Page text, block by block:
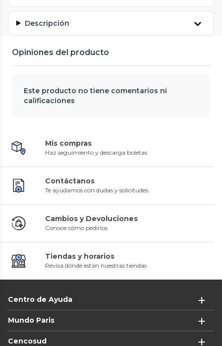
Descripción
Opiniones del producto
Este producto no tiene comentarios ni
calificaciones
Mis compras
Haz seguimiento y descarga boletas
Contáctanos
Te ayudamos con dudas y solicitudes
Cambios y Devoluciones
Conoce cómo pedirlos
Tiendas y horarios
Revisa dónde están nuestras tiendas
Centro de Ayuda
Mundo Paris
Cencosud